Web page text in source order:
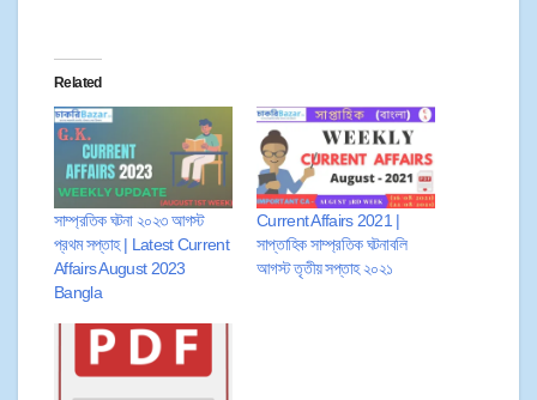
Related
সাম্প্রতিক ঘটনা ২০২৩ আগস্ট
প্রথম সপ্তাহ | Latest Current
Affairs August 2023
Bangla
Current Affairs 2021 |
সাপ্তাহিক সাম্প্রতিক ঘটনাবলি
আগস্ট তৃতীয় সপ্তাহ ২০২১